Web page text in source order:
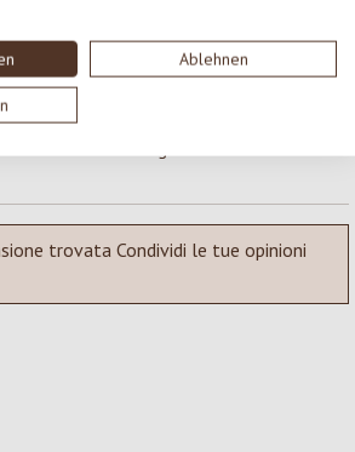
Ablehnen
trovata Condividi le tue opinioni